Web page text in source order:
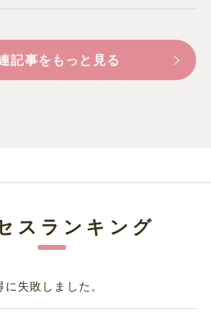
記事をもっと見る
スランキング
失敗しました。